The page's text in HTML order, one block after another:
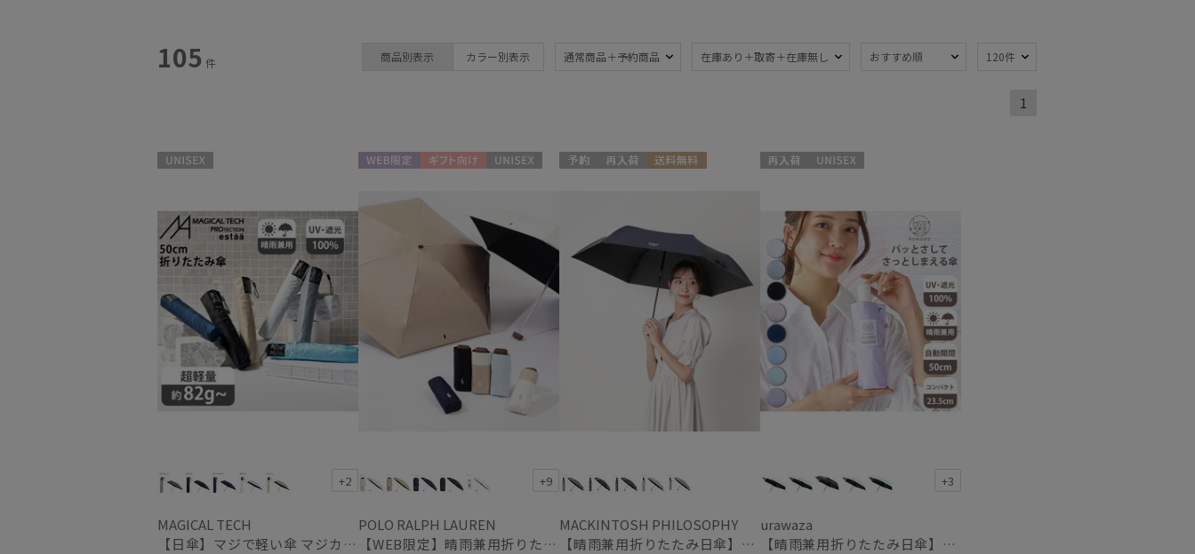
カテゴリー
日傘(68)
帽子(2)
手袋・アームカバー (2)
ブランド
ダックス
FURLA
フワクール®
MACKINTOSH
PHILOSOPHY
マッキントッシュ フィロソフィー
MAGICAL TECH
MIRACLE TECH
PAUL&JOE ACCESSOIRES
傘機能
一級遮光 UV(79) 軽量
耐風傘 (3) ジャンプ式(4) 暑さ対策
紫外線対策 自動開閉傘(3) 親骨：～50cm
(70)
親骨：51～
55cm
(10)
親骨：56～
60cm
簡単開閉傘
紫外線対策 (2) ショート丈(1) ミディアム丈
105 件 商品別表示 カラー別表示 通常商品＋予約商品 在庫あり＋取寄＋在庫無し おすすめ順 120件
1
+2
MAGICAL TECH
【日傘】マジで軽い傘 マジカルテックプロテクション(MAGICAL TECH PROTECTION)50cm 晴雨兼用傘折りたたみ日傘 一級遮光100% UV 軽量 人気 レディース メンズ
+9
POLO RALPH LAUREN
【WEB限定】晴雨兼用折りたたみ日傘 ポロ ラルフ ローレン ポロポニー刺繍 POLO BEAR 雨の日OK 遮光100% 遮熱 簡単開閉 UV100% 晴雨兼用
MACKINTOSH PHILOSOPHY
【晴雨兼用折りたたみ日傘】マッキントッシュ フィロソフィー (MACKINTOSH PHILOSOPHY) バーブレラ サンプロテクト（SUNPROTECT）自動開閉 遮光100
+3
urawaza
【晴雨兼用折りたたみ日傘】パッとさして、サッとしまえる傘コワザ(kowaza) プレーン 50 遮光100% UV100% 自動開閉傘 ワンタッチ